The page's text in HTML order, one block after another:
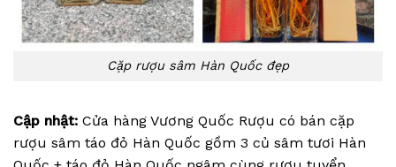
Cặp rượu sâm Hàn Quốc đẹp
Cập nhật: Cửa hàng Vương Quốc Rượu có bán cặp
rượu sâm táo đỏ Hàn Quốc gồm 3 củ sâm tươi Hàn